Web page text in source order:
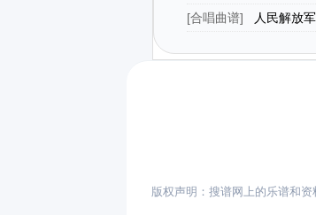
[合唱曲谱]
人民解放
版权声明：搜谱网上的乐谱和